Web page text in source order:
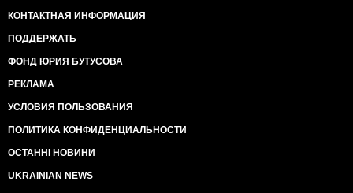
КОНТАКТНАЯ ИНФОРМАЦИЯ
ПОДДЕРЖАТЬ
ФОНД ЮРИЯ БУТУСОВА
РЕКЛАМА
УСЛОВИЯ ПОЛЬЗОВАНИЯ
ПОЛИТИКА КОНФИДЕНЦИАЛЬНОСТИ
ОСТАННІ НОВИНИ
UKRAINIAN NEWS